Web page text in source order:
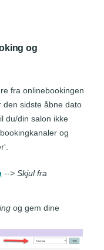
og
fra onlinebookingen
sidste åbne dato
du/din salon ikke
og
--> Skjul fra
og gem dine